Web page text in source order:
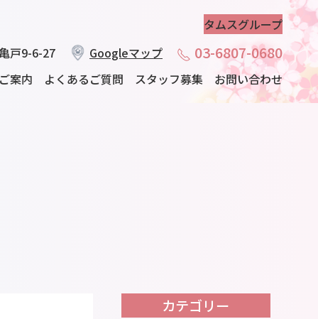
タムスグループ
戸9-6-27
Googleマップ 03-6807-0680
案内 よくあるご質問 スタッフ募集 お問い合わせ
カテゴリー